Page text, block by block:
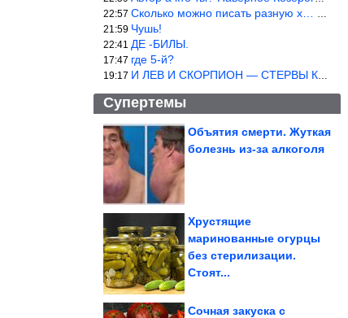
22:57 Сколько можно писать разную х… йню? Автор что то обкурился?
21:59 Чушь!
22:41 ДЕ -БИЛЫ.
17:47 где 5-й?
19:17 И ЛЕВ И СКОРПИОН — СТЕРВЫ КАКИХ ЕЩЕ ПОИСКАТЬ НАДО
Супертемы
Сборник для
Объятия смерти. Жуткая
болезнь из-за алкоголя
14 бесподобных фото
Хрустящие
маринованные огурцы
без стерилизации.
Стоят...
Сочная закуска с